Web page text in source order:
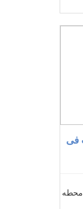
فى
محطه